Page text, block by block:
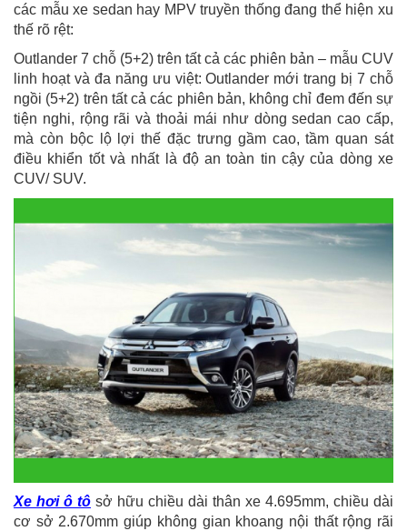
các mẫu xe sedan hay MPV truyền thống đang thể hiện xu
thế rõ rệt:
Outlander 7 chỗ (5+2) trên tất cả các phiên bản – mẫu CUV
linh hoạt và đa năng ưu việt: Outlander mới trang bị 7 chỗ
ngồi (5+2) trên tất cả các phiên bản, không chỉ đem đến sự
tiện nghi, rộng rãi và thoải mái như dòng sedan cao cấp,
mà còn bộc lộ lợi thế đặc trưng gầm cao, tầm quan sát
điều khiển tốt và nhất là độ an toàn tin cậy của dòng xe
CUV/ SUV.
Xe hơi ô tô sở hữu chiều dài thân xe 4.695mm, chiều dài
cơ sở 2.670mm giúp không gian khoang nội thất rộng rãi